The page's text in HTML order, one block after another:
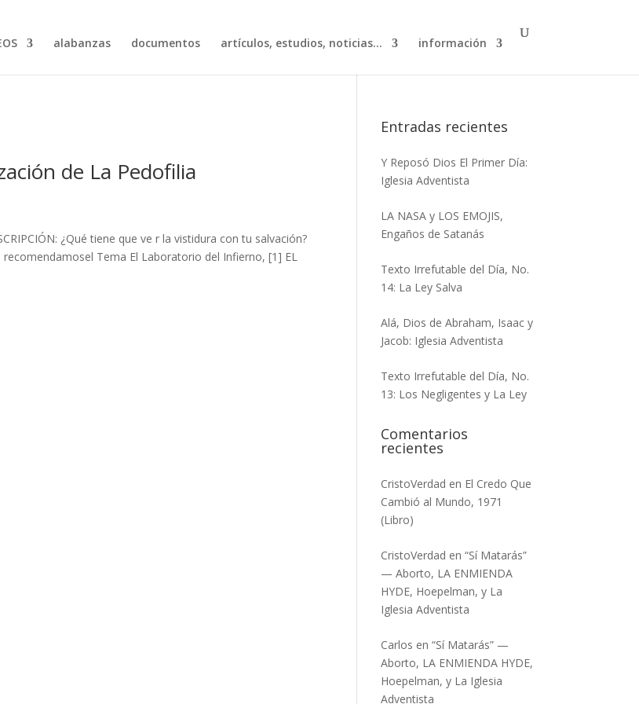
alabanzas documentos artículos, estudios, noticias… información
de La Pedofilia
¿Qué tiene que ve r la vistidura con tu salvación?
Tema El Laboratorio del Infierno, [1] EL
Entradas recientes
Y Reposó Dios El Primer Día:
Iglesia Adventista
LA NASA y LOS EMOJIS,
Engaños de Satanás
Texto Irrefutable del Día, No.
14: La Ley Salva
Alá, Dios de Abraham, Isaac y
Jacob: Iglesia Adventista
Texto Irrefutable del Día, No.
13: Los Negligentes y La Ley
Comentarios
recientes
CristoVerdad en El Credo Que
Cambió al Mundo, 1971
(Libro)
CristoVerdad en“Sí Matarás”
— Aborto, LA ENMIENDA
HYDE, Hoepelman, y La
Iglesia Adventista
Carlos en“Sí Matarás” —
Aborto, LA ENMIENDA HYDE,
Hoepelman, y La Iglesia
Adventista